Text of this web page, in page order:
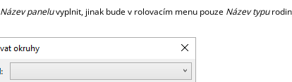
Název paneluvyplnit, jinak bude v rolovacím menu pouze Název typu